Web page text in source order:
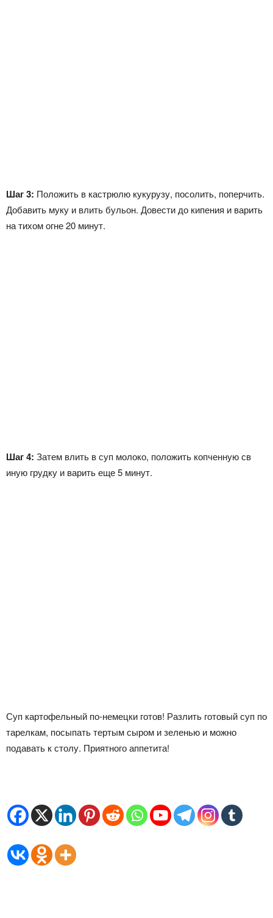
Шаг 3: Положить в кастрюлю кукурузу, посолить, поперчить.
Добавить муку и влить бульон. Довести до кипения и варить
на тихом огне 20 минут.
Шаг 4: Затем влить в суп молоко, положить копченную св
иную грудку и варить еще 5 минут.
Суп картофельный по-немецки готов! Разлить готовый суп по
тарелкам, посыпать тертым сыром и зеленью и можно
подавать к столу. Приятного аппетита!